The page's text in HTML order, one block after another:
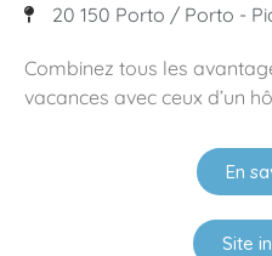
20 150 Porto / Porto -
Combinez tous les
vacances avec ceux d’un
En
Site